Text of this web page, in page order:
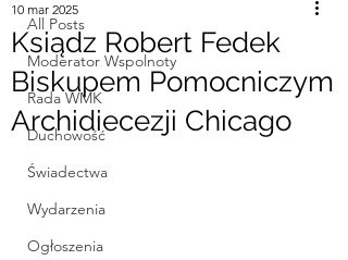
All Posts
Moderator Wspolnoty
Rada WMK
Duchowość
Świadectwa
Wydarzenia
Ogłoszenia
Ksiądz Robert Fedek
Biskupem Pomocniczym
Archidiecezji Chicago
10 mar 2025